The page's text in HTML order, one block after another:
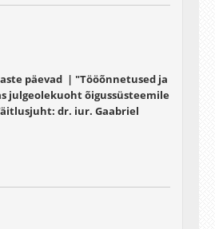
päevad | "Tööõnnetused ja
julgeolekuoht õigussüsteemile
dr. iur. Gaabriel